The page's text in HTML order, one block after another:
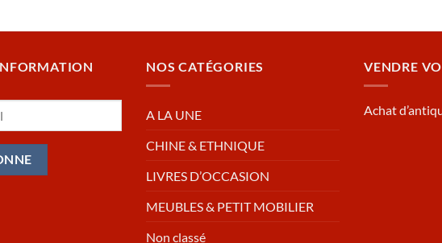
NOS CATÉGORIES
A LA UNE
CHINE & ETHNIQUE
LIVRES D’OCCASION
MEUBLES & PETIT MOBILIER
Non classé
VENDRE
Achat